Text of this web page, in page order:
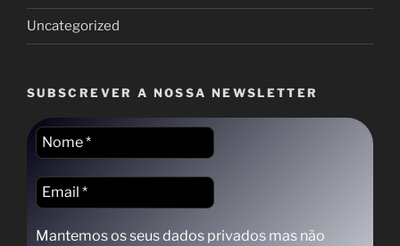
Uncategorized
SUBSCREVER A NOSSA NEWSLETTER
Mantemos os seus dados privados mas não